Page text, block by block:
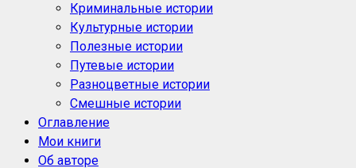
Криминальные истории
Культурные истории
Полезные истории
Путевые истории
Разноцветные истории
Смешные истории
Оглавление
Мои книги
Об авторе